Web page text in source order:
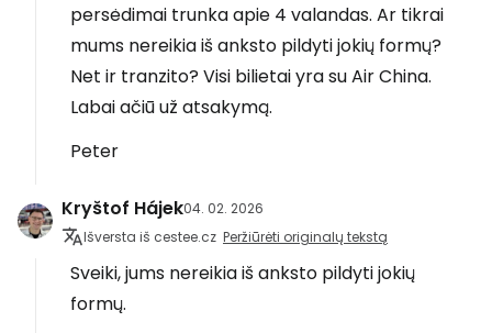
persėdimai trunka apie 4 valandas. Ar tikrai
mums nereikia iš anksto pildyti jokių formų?
Net ir tranzito? Visi bilietai yra su Air China.
Labai ačiū už atsakymą.
Peter
Kryštof Hájek04. 02. 2026
Išversta iš cestee.cz Peržiūrėti originalų tekstą
Sveiki, jums nereikia iš anksto pildyti jokių
formų.